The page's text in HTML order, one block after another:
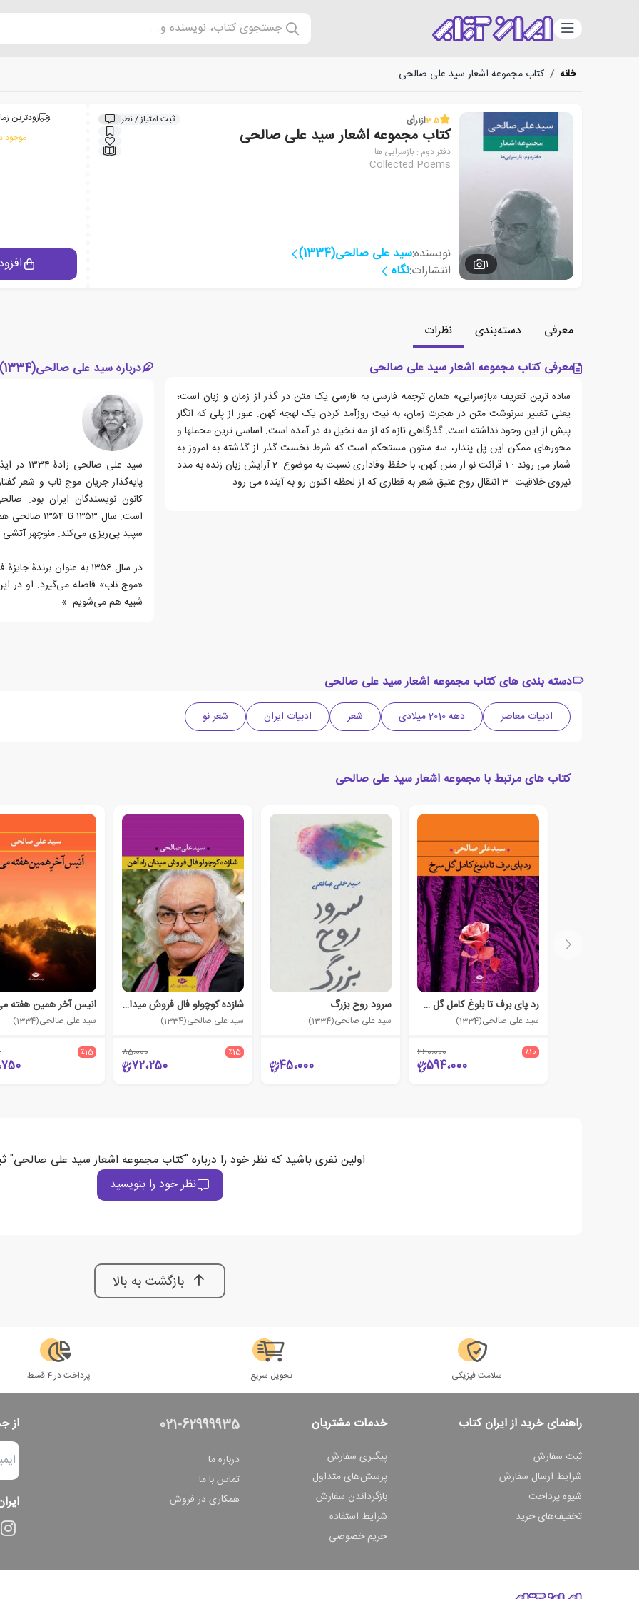
دسته‌بندی جستجوی کتاب، نویسنده و...
خانه / کتاب مجموعه اشعار سید علی صالحی
1
3.5از1رأی ثبت امتیاز / نظر
کتاب مجموعه اشعار سید علی صالحی
دفتر دوم : بازسرایی ها
Collected Poems
نویسنده:سید علی صالحی(1334)
انتشارات:نگاه
زودترین
موجود
معرفی دسته‌بندی
نظرات
معرفی کتاب مجموعه اشعار سید علی صالحی
ساده ترین تعریف «بازسرایی» همان ترجمه فارسی به فارسی یک متن در گذر از زمان و زبان است؛
یعنی تغییر سرنوشت متن در هجرت زمان، به نیت روزآمد کردن یک لهجه کهن: عبور از پلی که انگار
پیش از این وجود نداشته است. گذرگاهی تازه که از مه تخیل به در آمده است. اساسی ترین محملها و
محورهای ممکن این پل پندار، سه ستون مستحکم است که شرط نخست گذر از گذشته به امروز به
شمار می روند : 1 قرائت نو از متن کهن، با حفظ وفاداری نسبت به موضوع. 2 آرایش زبان زنده به مدد
نیروی خلاقیت. 3 انتقال روح عتیق شعر به قطاری که از لحظه اکنون رو به آینده می رود...
درباره سید علی صالحی(1334)
سید
پایه‌گذار جریان موج ناب و شعر
کانون نویسندگان ایران بود.
است. سال
سپید پی‌ریزی می‌کند. منوچهر
«موج ناب» فاصله می‌گیرد. او در
شبیه هم می‌شویم…»
دسته بندی های کتاب مجموعه اشعار سید علی صالحی
ادبیات معاصر دهه 2010 میلادی شعر ادبیات ایران شعر نو
کتاب های مرتبط با مجموعه اشعار سید علی صالحی
رد پای برف تا بلوغ کامل گل سرخ
سید علی صالحی(1334)
٪10 660،000
594،000
سرود روح بزرگ
سید علی صالحی(1334)
45،000
شازده کوچولو فال فروش میدان راه آهن
سید علی صالحی(1334)
٪15 85،000
72،250
انیس آخر همین هفته
سید علی صالحی(1334)
٪15
اولین نفری باشید که نظر خود را درباره "کتاب مجموعه اشعار سید علی صالحی"
نظر خود را بنویسید
بازگشت به بالا
سلامت فیزیکی تحویل سریع پرداخت در 4 قسط
راهنمای خرید از ایران کتاب
ثبت سفارش
شرایط ارسال سفارش
شیوه پرداخت
تخفیف‌های خرید
خدمات مشتریان
پیگیری سفارش
پرسش‌های متداول
بازگرداندن سفارش
شرایط استفاده
حریم خصوصی
021-62999935
درباره ما
تماس با ما
همکاری در فروش
از